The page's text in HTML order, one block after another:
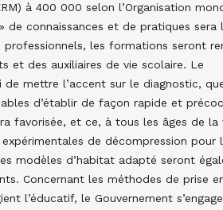
à 400 000 selon l’Organisation
de connaissances et de pratiques sera
les formations seront
et des auxiliaires de vie scolaire. Le
de mettre l’accent sur le diagnostic,
d’établir de façon rapide et
favorisée, et ce, à tous les âges de la
de décompression pour
modèles d’habitat adapté seront
Concernant les méthodes de prise
l’éducatif, le Gouvernement